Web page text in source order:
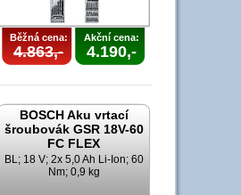
Běžná cena:
4.863,-
Akční cena:
4.190,-
BOSCH Aku vrtací
šroubovák GSR 18V-60
FC FLEX
BL; 18 V; 2x 5,0 Ah Li-Ion; 60
Nm; 0,9 kg